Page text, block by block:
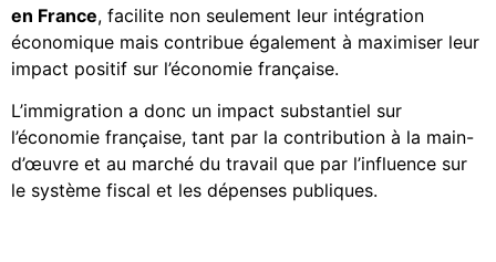
en France, facilite non seulement leur intégration
économique mais contribue également à maximiser leur
impact positif sur l’économie française.
L’immigration a donc un impact substantiel sur
l’économie française, tant par la contribution à la main-
d’œuvre et au marché du travail que par l’influence sur
le système fiscal et les dépenses publiques.